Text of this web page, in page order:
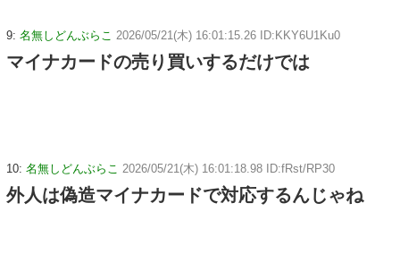
9: 名無しどんぶらこ 2026/05/21(木) 16:01:15.26 ID:KKY6U1Ku0
マイナカードの売り買いするだけでは
10: 名無しどんぶらこ 2026/05/21(木) 16:01:18.98 ID:fRst/RP30
外人は偽造マイナカードで対応するんじゃね